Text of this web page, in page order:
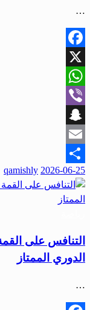
…
Facebook
X
WhatsApp
Viber
Snapchat
Email
Share
نُشر
في
2026-06-25
qamishly
التنافس على
الدوري الممتاز
…